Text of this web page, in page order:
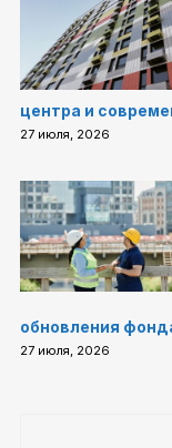
центра и
27 июля, 2026
обновления
27 июля, 2026